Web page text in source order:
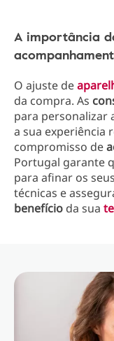
A importância
O ajuste de
da compra. As
para personalizar
a sua experiência
compromisso de
Portugal garante
para afinar os seus
técnicas e
benefício da sua